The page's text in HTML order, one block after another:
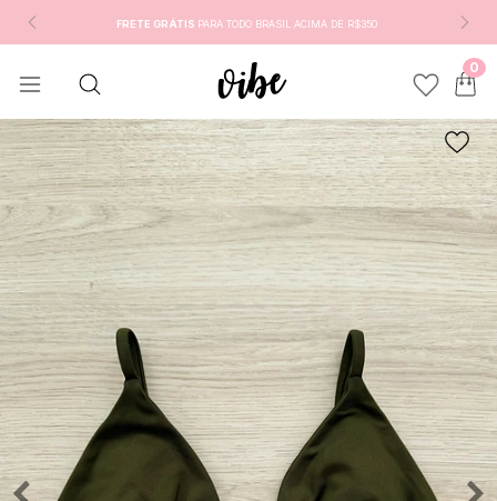
FRETE GRÁTIS PARA TODO BRASIL ACIMA DE R$350
0